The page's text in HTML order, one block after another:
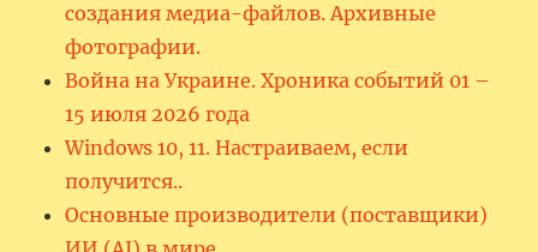
создания медиа-файлов. Архивные
фотографии.
Война на Украине. Хроника событий 01 –
15 июля 2026 года
Windows 10, 11. Настраиваем, если
получится..
Основные производители (поставщики)